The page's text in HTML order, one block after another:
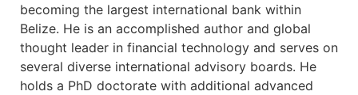
becoming the largest international bank within
Belize. He is an accomplished author and global
thought leader in financial technology and serves on
several diverse international advisory boards. He
holds a PhD doctorate with additional advanced